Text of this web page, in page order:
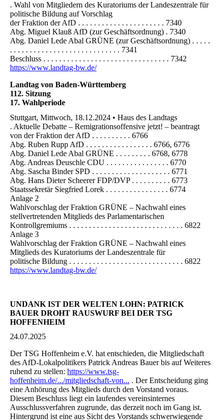
. Wahl von Mitgliedern des Kuratoriums der Landeszentrale für
politische Bildung auf Vorschlag
der Fraktion der AfD . . . . . . . . . . . . . . . . . . . . . . 7340
Abg. Miguel Klauß AfD (zur Geschäftsordnung) . 7340
Abg. Daniel Lede Abal GRÜNE (zur Geschäftsordnung) . . . . .
. . . . . . . . . . . . . . . . . . . . . . . . . . . . 7341
Beschluss . . . . . . . . . . . . . . . . . . . . . . . . . . . . . . . . 7342
https://www.landtag-bw.de/
Landtag von Baden-Württemberg
112. Sitzung
17. Wahlperiode
Stuttgart, Mittwoch, 18.12.2024 • Haus des Landtags
. Aktuelle Debatte – Remigrationsoffensive jetzt! – beantragt
von der Fraktion der AfD . . . . . . . . . . 6766
Abg. Ruben Rupp AfD . . . . . . . . . . . . . . . . . 6766, 6776
Abg. Daniel Lede Abal GRÜNE . . . . . . . . . 6768, 6778
Abg. Andreas Deuschle CDU . . . . . . . . . . . . . . . . 6770
Abg. Sascha Binder SPD . . . . . . . . . . . . . . . . . . . . 6771
Abg. Hans Dieter Scheerer FDP/DVP . . . . . . . . . . 6773
Staatssekretär Siegfried Lorek . . . . . . . . . . . . . . . . 6774
Anlage 2
Wahlvorschlag der Fraktion GRÜNE – Nachwahl eines
stellvertretenden Mitglieds des Parlamentarischen
Kontrollgremiums . . . . . . . . . . . . . . . . . . . . . . . . . . . . . 6822
Anlage 3
Wahlvorschlag der Fraktion GRÜNE – Nachwahl eines
Mitglieds des Kuratoriums der Landeszentrale für
politische Bildung . . . . . . . . . . . . . . . . . . . . . . . . . . . . . 6822
https://www.landtag-bw.de/
UNDANK IST DER WELTEN LOHN: PATRICK
BAUER DROHT RAUSWURF BEI DER TSG
HOFFENHEIM
24.07.2025
Der TSG Hoffenheim e.V. hat entschieden, die Mitgliedschaft
des AfD-Lokalpolitikers Patrick Andreas Bauer bis auf Weiteres
ruhend zu stellen: https://www.tsg-
hoffenheim.de/.../mitgliedschaft-von... . Der Entscheidung ging
eine Anhörung des Mitglieds durch den Vorstand voraus.
Diesem Beschluss liegt ein laufendes vereinsinternes
Ausschlussverfahren zugrunde, das derzeit noch im Gang ist.
Hintergrund ist eine aus Sicht des Vorstands schwerwiegende